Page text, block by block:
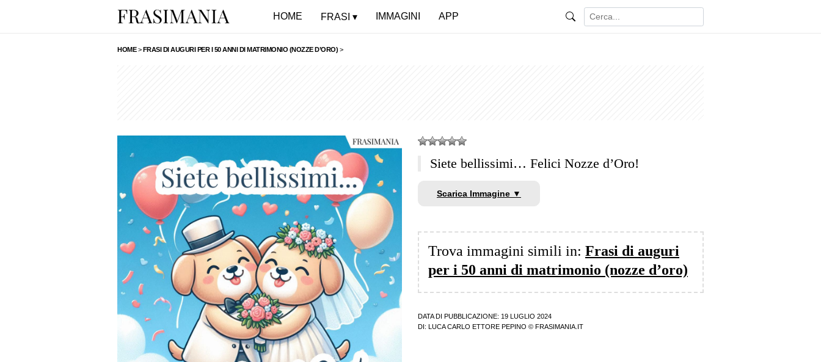
HOME FRASI IMMAGINI APP
HOME>FRASI DI AUGURI PER I 50 ANNI DI MATRIMONIO (NOZZE D’ORO) >
Siete bellissimi… Felici Nozze d’Oro!
Scarica Immagine ▼
Trova immagini simili in: Frasi di auguri
per i 50 anni di matrimonio (nozze d’oro)
DATA DI PUBBLICAZIONE: 19 LUGLIO 2024
DI:
LUCA CARLO ETTORE PEPINO © FRASIMANIA.IT